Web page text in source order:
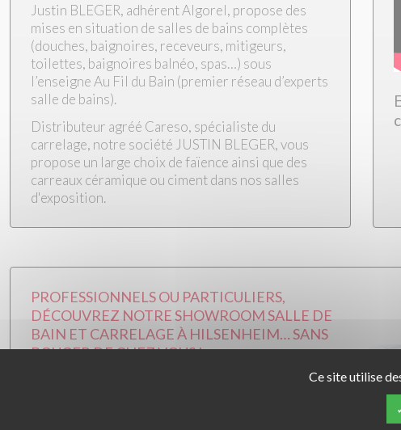
Justin BLEGER, adhérent Algorel, propose des
mises en situation de salles de bains complètes
(douches, baignoires, receveurs, mitigeurs,
toilettes, baignoires balnéo, spas…) sous
l’enseigne Au Fil du Bain (premier réseau d’experts
salle de bains).​
Distributeur agréé Careso, spécialiste du
carrelage, notre société JUSTIN BLEGER, vous
propose un large choix de faïence ainsi que des
carreaux céramique ou ciment dans nos salles
d'exposition.
PROFESSIONNELS OU PARTICULIERS,
DÉCOUVREZ NOTRE SHOWROOM SALLE DE
BAIN ET CARRELAGE À HILSENHEIM… SANS
BOUGER DE CHEZ VOUS !
Ce site utilise